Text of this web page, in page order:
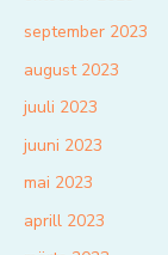
september 2023
august 2023
juuli 2023
juuni 2023
mai 2023
aprill 2023